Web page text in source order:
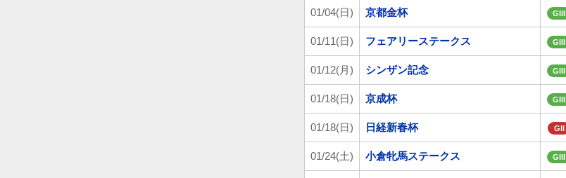
01/04(日) 京都金杯 GIII
01/11(日) フェアリーステークス GIII
01/12(月) シンザン記念 GIII
01/18(日) 京成杯 GIII
01/18(日) 日経新春杯 GII
01/24(土) 小倉牝馬ステークス GIII